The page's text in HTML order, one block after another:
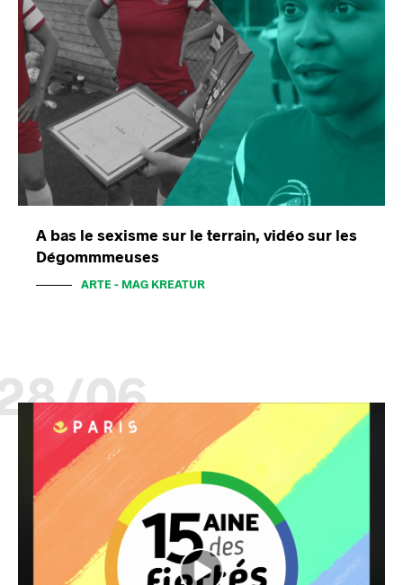
A bas le sexisme sur le terrain, vidéo sur les
Dégommmeuses
ARTE - MAG KREATUR
06